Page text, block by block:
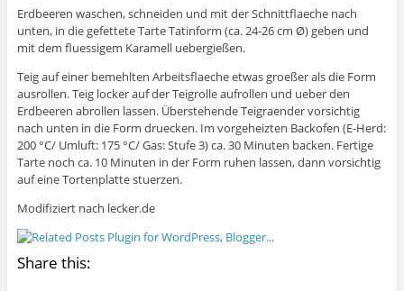
Erdbeeren waschen, schneiden und mit der Schnittflaeche nach
unten, in die gefettete Tarte Tatinform (ca. 24-26 cm Ø) geben und
mit dem fluessigem Karamell uebergießen.
Teig auf einer bemehlten Arbeitsflaeche etwas groeßer als die Form
ausrollen. Teig locker auf der Teigrolle aufrollen und ueber den
Erdbeeren abrollen lassen. Überstehende Teigraender vorsichtig
nach unten in die Form druecken. Im vorgeheizten Backofen (E-Herd:
200 °C/ Umluft: 175 °C/ Gas: Stufe 3) ca. 30 Minuten backen. Fertige
Tarte noch ca. 10 Minuten in der Form ruhen lassen, dann vorsichtig
auf eine Tortenplatte stuerzen.
Modifiziert nach lecker.de
Share this: